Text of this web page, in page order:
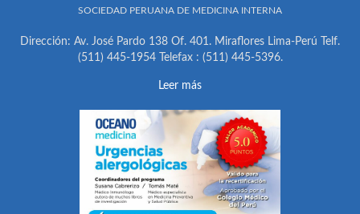
SOCIEDAD PERUANA DE MEDICINA INTERNA
Dirección: Av. José Pardo 138 Of. 401. Miraflores Lima-Perú Telf.
(511) 445-1954 Telefax : (511) 445-5396.
Leer más